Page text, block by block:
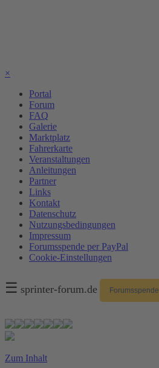
×
Portal
Forum
FAQ
Galerie
Marktplatz
Fahrerkarte
Veranstaltungen
Anleitungen
Partner
Links
Kontakt
Datenschutz
Nutzungsbedingungen
Impressum
Forumsspende per PayPal
Cookie-Einstellungen
☰ sprinter-forum.de Forumsspende
Zum Inhalt